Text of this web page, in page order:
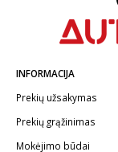
INFORMACIJA
Prekių užsakymas
Prekių grąžinimas
Mokėjimo būdai